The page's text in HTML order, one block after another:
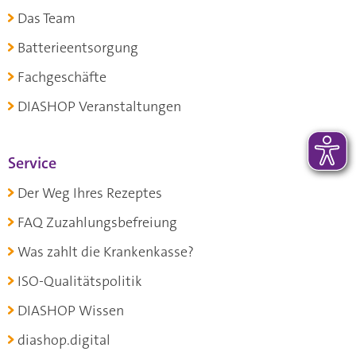
Das Team
Batterieentsorgung
Fachgeschäfte
DIASHOP Veranstaltungen
Service
Der Weg Ihres Rezeptes
FAQ Zuzahlungsbefreiung
Was zahlt die Krankenkasse?
ISO-Qualitätspolitik
DIASHOP Wissen
diashop.digital